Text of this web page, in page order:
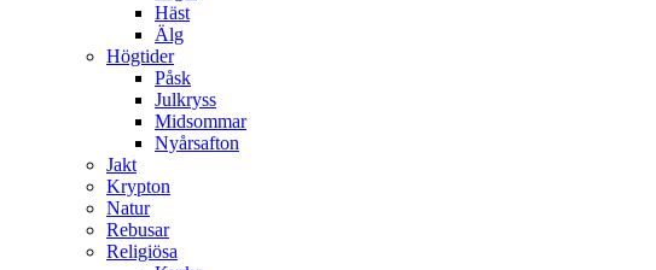
Häst
Älg
Högtider
Påsk
Julkryss
Midsommar
Nyårsafton
Jakt
Krypton
Natur
Rebusar
Religiösa